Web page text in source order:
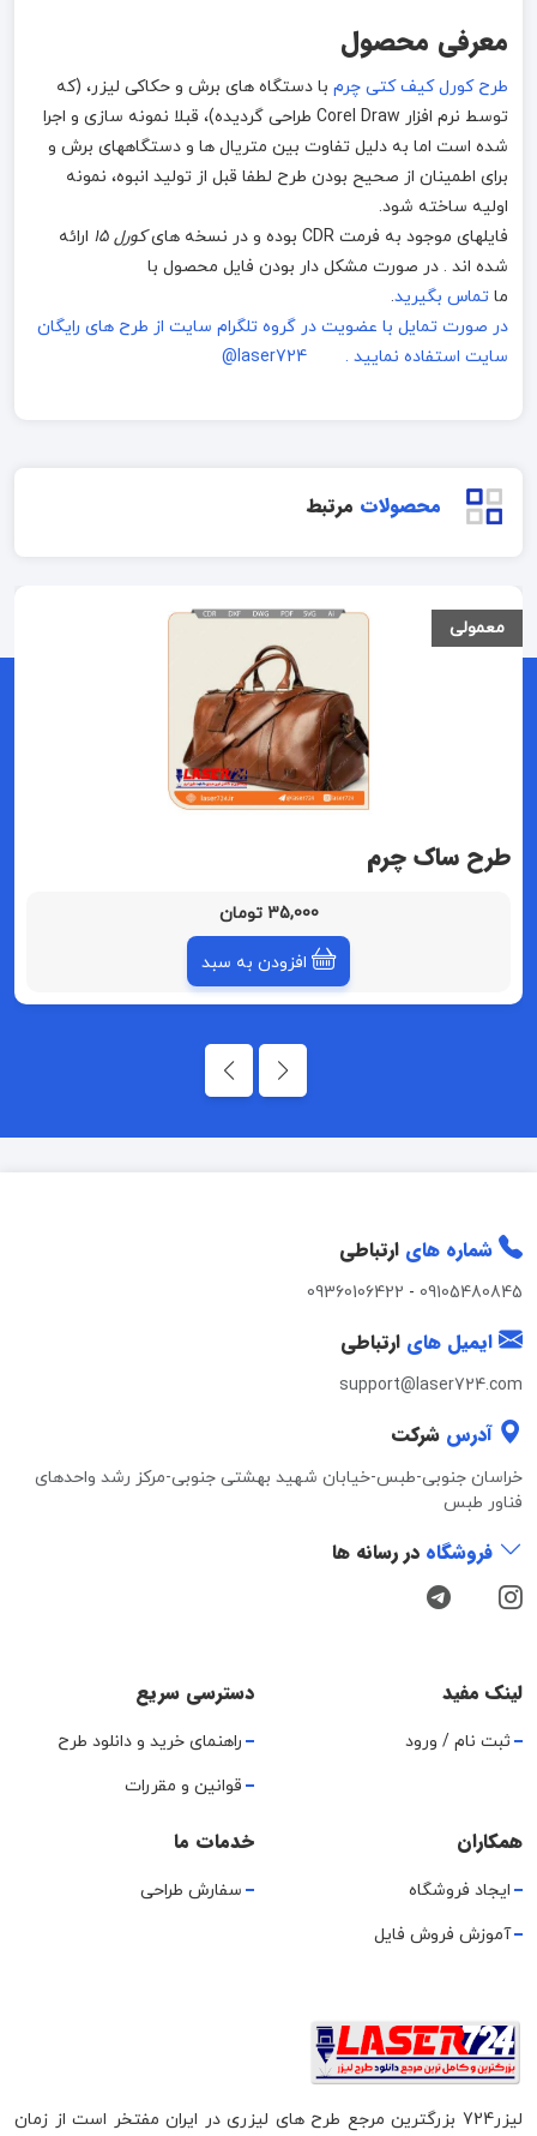
معرفی محصول
طرح کورل کیف کتی چرم با دستگاه های برش و حکاکی لیزر، (که
توسط نرم افزار Corel Draw طراحی گردیده)، قبلا نمونه سازی و اجرا
شده است اما به دلیل تفاوت بین متریال ها و دستگاههای برش و
برای اطمینان از صحیح بودن طرح لطفا قبل از تولید انبوه، نمونه
اولیه ساخته شود.
فایلهای موجود به فرمت CDR بوده و در نسخه های
کورل 15
ارائه
شده اند . در صورت مشکل دار بودن فایل محصول با
ما تماس بگیرید.
در صورت تمایل با عضویت در گروه تلگرام سایت از طرح های رایگان
سایت استفاده نمایید . laser724@
محصولات مرتبط
معمولی
طرح ساک چرم
35,000 تومان
افزودن به سبد
شماره های ارتباطی
09105480845
-
09360106422
ایمیل های ارتباطی
support@laser724.com
آدرس شرکت
خراسان جنوبی-طبس-خیابان شهید بهشتی جنوبی-مرکز رشد واحدهای
فناور طبس
فروشگاه در رسانه ها
لینک مفید
ثبت نام / ورود
دسترسی سریع
راهنمای خرید و دانلود طرح
قوانین و مقررات
همکاران
ایجاد فروشگاه
آموزش فروش فایل
خدمات ما
سفارش طراحی
لیزر724 بزرگترین مرجع طرح های لیزری در ایران مفتخر است از زمان